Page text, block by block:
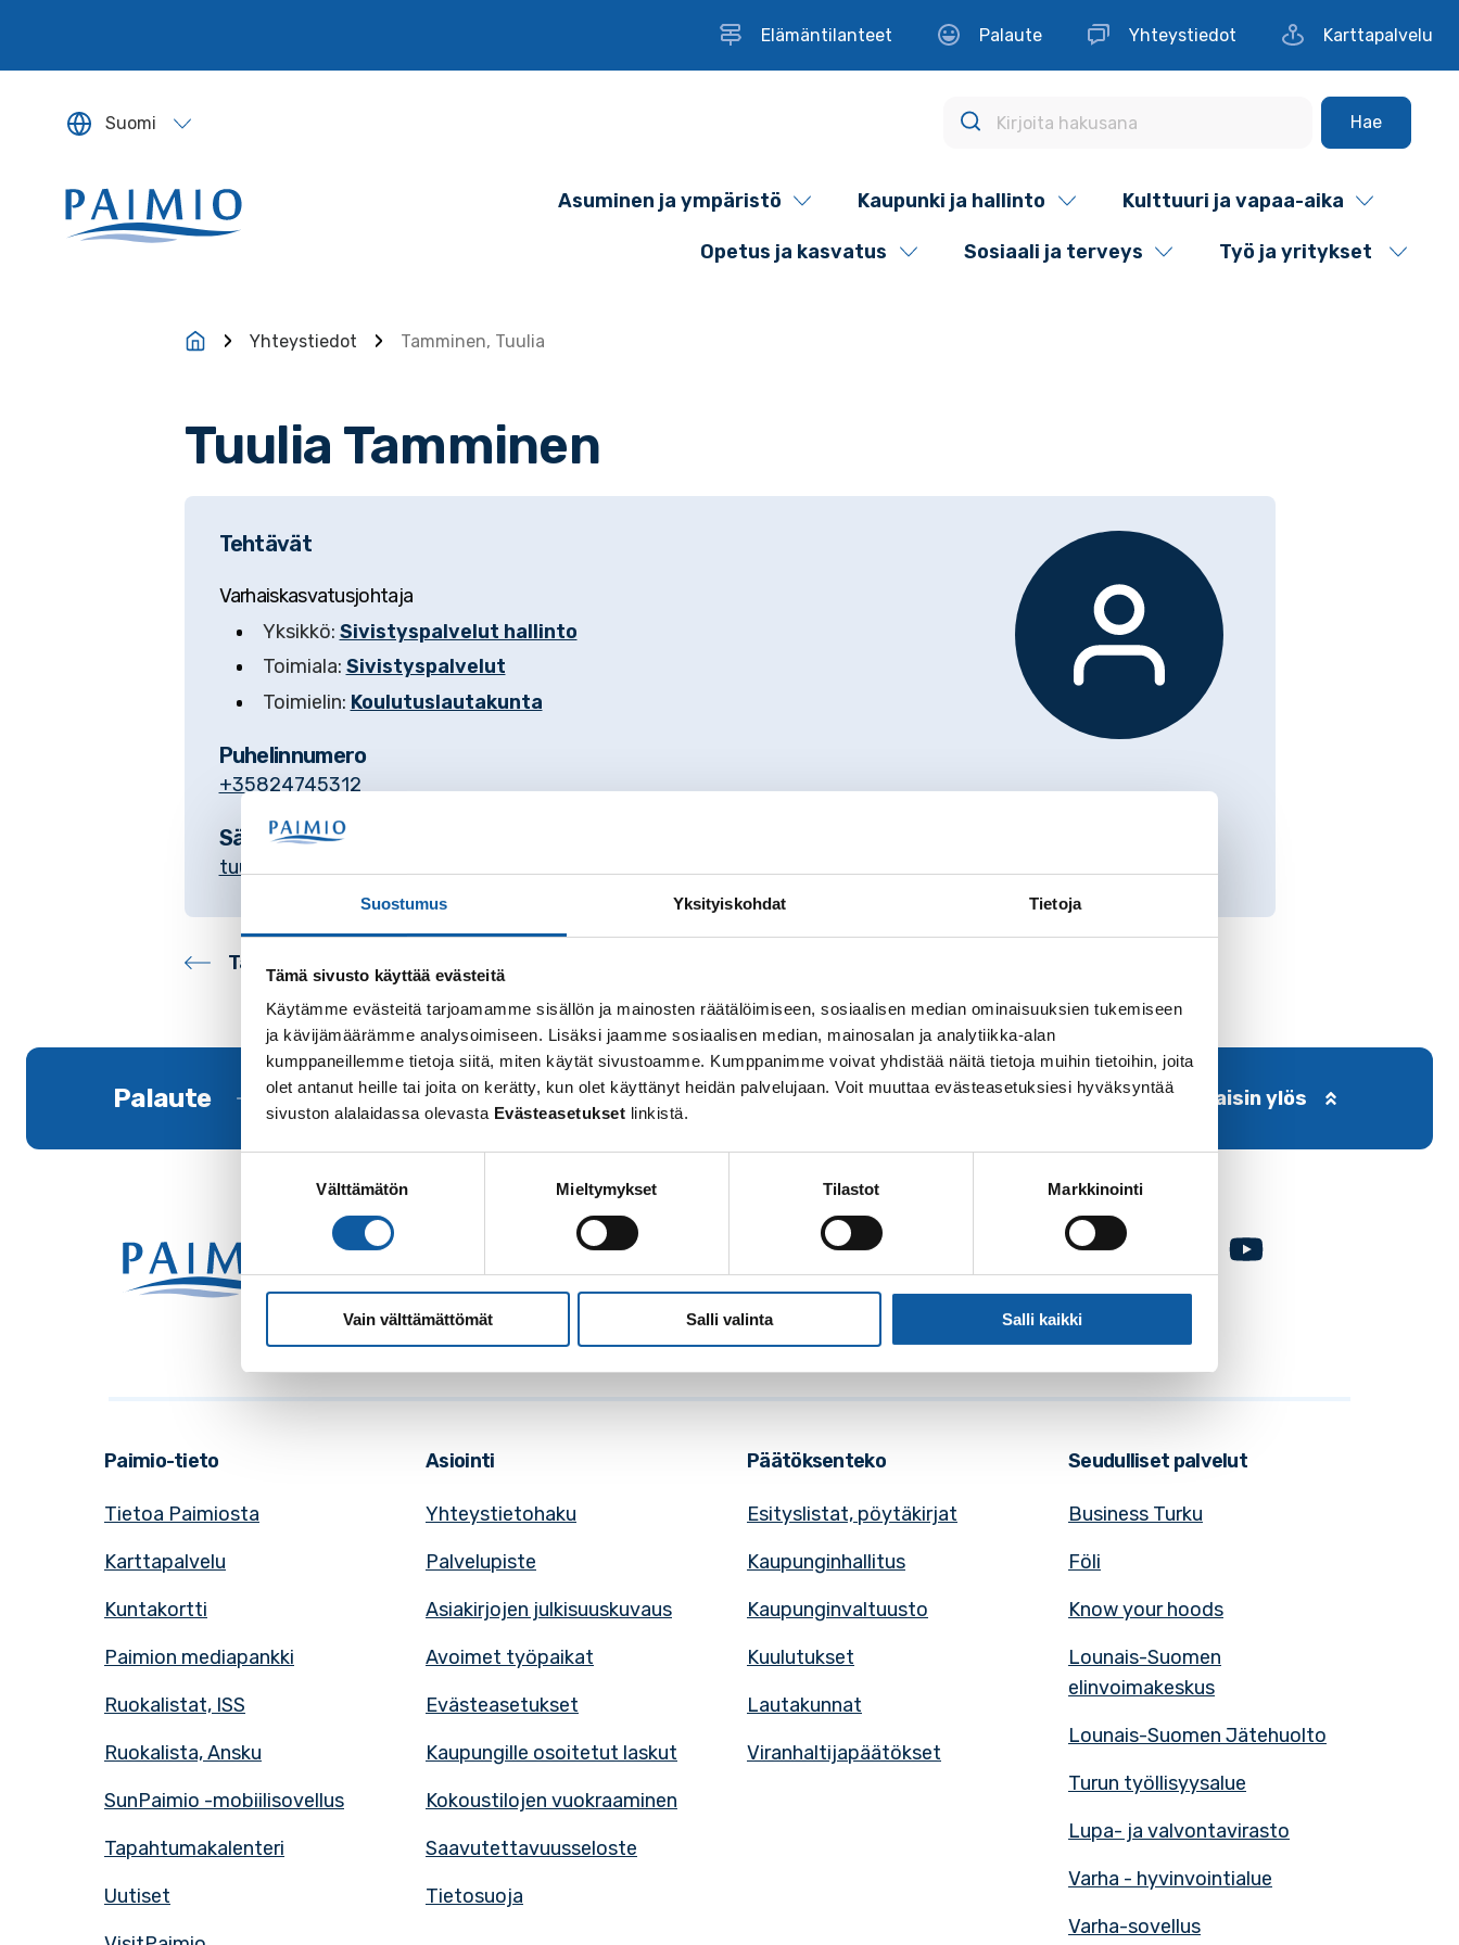
Suostumus Yksityiskohdat Tietoja
Tämä sivusto käyttää evästeitä
Käytämme evästeitä tarjoamamme sisällön ja mainosten räätälöimiseen, sosiaalisen median ominaisuuksien tukemiseen
ja kävijämäärämme analysoimiseen. Lisäksi jaamme sosiaalisen median, mainosalan ja analytiikka-alan
kumppaneillemme tietoja siitä, miten käytät sivustoamme. Kumppanimme voivat yhdistää näitä tietoja muihin tietoihin, joita
olet antanut heille tai joita on kerätty, kun olet käyttänyt heidän palvelujaan. Voit muuttaa evästeasetuksiesi hyväksyntää
sivuston alalaidassa olevasta Evästeasetukset linkistä.
Välttämätön Mieltymykset Tilastot Markkinointi
Vain välttämättömät Salli valinta Salli kaikki
Elämäntilanteet Palaute Yhteystiedot Karttapalvelu
Suomi
Sivun kieleksi valitaan englanti.
Hae
Asuminen ja ympäristö Kaupunki ja hallinto Kulttuuri ja vapaa-aika
Opetus ja kasvatus Sosiaali ja terveys Työ ja yritykset
Yhteystiedot Tamminen, Tuulia
Tuulia Tamminen
Tehtävät
Varhaiskasvatusjohtaja
Yksikkö: Sivistyspalvelut hallinto
Toimiala: Sivistyspalvelut
Toimielin: Koulutuslautakunta
Puhelinnumero
+35824745312
Sähköposti
tuulia.tamminen@paimio.fi
Takaisin yhteystietohakemistoon
Palaute Takaisin ylös
Käyntiosoite: Vistantie 18
Postiosoite: PL 50, 21531 PAIMIO
Vaihde: (02) 474 511
Sähköposti:
paimio.kaupunki@paimio.fi
FacebookInstagram
Paimio-tieto
Tietoa Paimiosta
Karttapalvelu
Kuntakortti
Paimion mediapankki
Ruokalistat, ISS
Ruokalista, Ansku
SunPaimio -mobiilisovellus
Tapahtumakalenteri
Uutiset
Asiointi
Yhteystietohaku
Palvelupiste
Asiakirjojen julkisuuskuvaus
Avoimet työpaikat
Evästeasetukset
Kaupungille osoitetut laskut
Kokoustilojen vuokraaminen
Saavutettavuusseloste
Tietosuoja
Päätöksenteko
Esityslistat, pöytäkirjat
Kaupunginhallitus
Kaupunginvaltuusto
Kuulutukset
Lautakunnat
Viranhaltijapäätökset
Seudulliset palvelut
Business Turku
Föli
Know your hoods
Lounais-Suomen
elinvoimakeskus
Lounais-Suomen Jätehuolto
Turun työllisyysalue
Lupa- ja valvontavirasto
Varha - hyvinvointialue
Varha-sovellus